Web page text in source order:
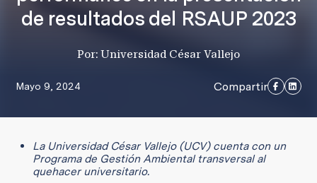
de resultados del RSAUP 2023
Por: Universidad César Vallejo
Mayo 9, 2024 Compartir
La Universidad César Vallejo (UCV) cuenta con un
Programa de Gestión Ambiental transversal al
quehacer universitario.